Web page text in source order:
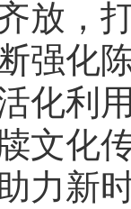
放，
强化
化利
文化
力新